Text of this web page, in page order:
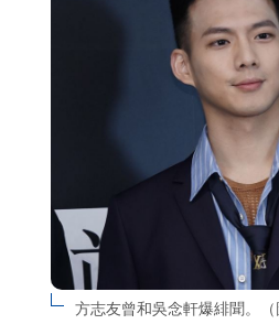
方志友曾和吳念軒爆緋聞。（